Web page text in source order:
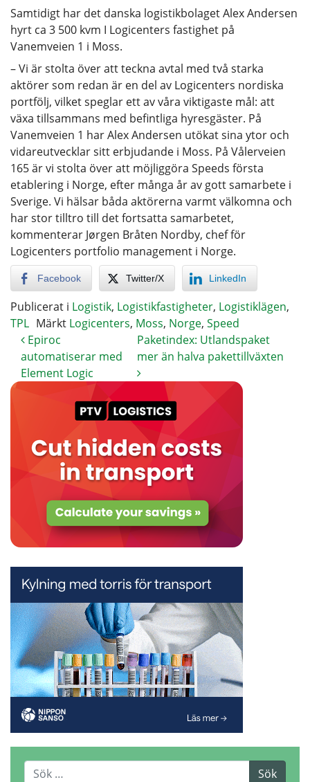
Samtidigt har det danska logistikbolaget Alex Andersen
hyrt ca 3 500 kvm I Logicenters fastighet på
Vanemveien 1 i Moss.
– Vi är stolta över att teckna avtal med två starka
aktörer som redan är en del av Logicenters nordiska
portfölj, vilket speglar ett av våra viktigaste mål: att
växa tillsammans med befintliga hyresgäster. På
Vanemveien 1 har Alex Andersen utökat sina ytor och
vidareutvecklar sitt erbjudande i Moss. På Vålerveien
165 är vi stolta över att möjliggöra Speeds första
etablering i Norge, efter många år av gott samarbete i
Sverige. Vi hälsar båda aktörerna varmt välkomna och
har stor tilltro till det fortsatta samarbetet,
kommenterar Jørgen Bråten Nordby, chef för
Logicenters portfolio management i Norge.
Facebook Twitter/X LinkedIn
Publicerat i Logistik, Logistikfastigheter, Logistiklägen,
TPL Märkt Logicenters, Moss, Norge, Speed
Epiroc
automatiserar med
Element Logic
Paketindex: Utlandspaket
mer än halva pakettillväxten